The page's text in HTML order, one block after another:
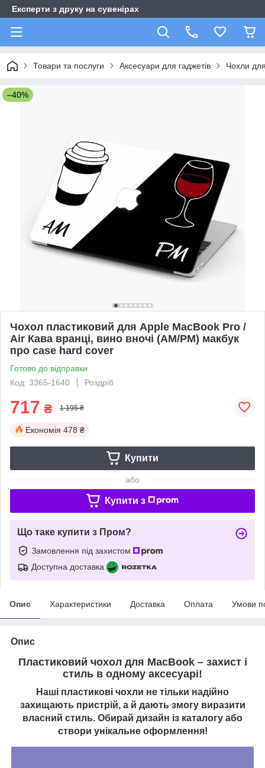
Експерти з друку на сувенірах
Товари та послуги Аксесуари для гаджетів Чохли
–40%
Чохол пластиковий для Apple MacBook Pro /
Air Кава вранці, вино вночі (AM/PM) макбук
про case hard cover
Готово до відправки
Код: 3365-1640
Роздріб
717 ₴ 1 195 ₴
Економія 478 ₴
Купити
або
Купити з
Що таке купити з Пром?
Замовлення під захистом
Доступна доставка
Опис Характеристики Доставка Оплата Умови
Опис
Пластиковий чохол для MacBook – захист і
стиль в одному аксесуарі!
Наші пластикові чохли не тільки надійно
захищають пристрій, а й дають змогу виразити
власний стиль. Обирай дизайн із каталогу або
створи унікальне оформлення!